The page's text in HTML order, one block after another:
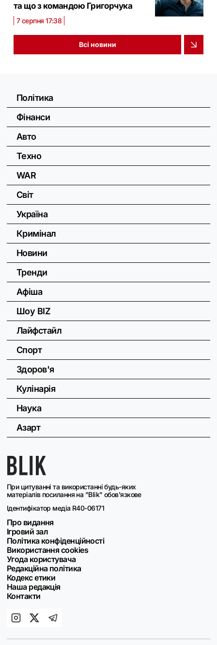
та що з командою Григорчука
7 серпня 17:38
Всі новини
При цитуванні та використанні будь-яких
матеріалів посилання на "Blik" обов'язкове
Ідентифікатор медіа R40-06171
Про видання
Ігровий зал
Політика конфіденційності
Використання cookies
Угода користувача
Редакційна політика
Кодекс етики
Наша редакція
Контакти
Політика
Фінанси
Авто
Техно
WAR
Світ
Україна
Кримінал
Новини
Тренди
Афіша
Шоу BIZ
Лайфстайл
Спорт
Здоров'я
Кулінарія
Наука
Азарт